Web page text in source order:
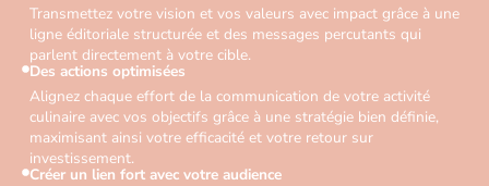
Transmettez votre vision et vos valeurs avec impact grâce à une
ligne éditoriale structurée et des messages percutants qui
parlent directement à votre cible.
Des actions optimisées
Alignez chaque effort de la communication de votre activité
culinaire avec vos objectifs grâce à une stratégie bien définie,
maximisant ainsi votre efficacité et votre retour sur
investissement.
Créer un lien fort avec votre audience